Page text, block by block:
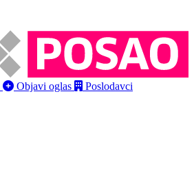
Objavi oglas Poslodavci